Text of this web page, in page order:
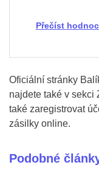
Přečíst
Oficiální stránky
najdete také v sekci
také zaregistrovat
zásilky online.
Podobné